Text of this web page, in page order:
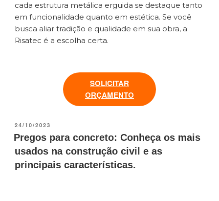
cada estrutura metálica erguida se destaque tanto
em funcionalidade quanto em estética. Se você
busca aliar tradição e qualidade em sua obra, a
Risatec é a escolha certa.
SOLICITAR
ORÇAMENTO
24/10/2023
Pregos para concreto: Conheça os mais
usados na construção civil e as
principais características.